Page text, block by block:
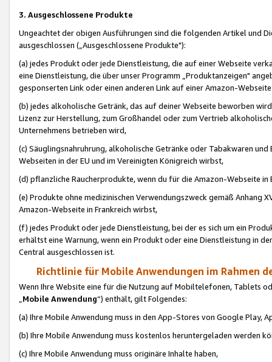
3. Ausgeschlossene Produkte
Ungeachtet der obigen Ausführungen sind die folgenden Artikel und
ausgeschlossen („Ausgeschlossene Produkte"):
(a) jedes Produkt oder jede Dienstleistung, die auf einer Webseite
eine Dienstleistung, die über unser Programm „Produktanzeigen"
gesponserten Link oder einen anderen Link auf einer Amazon-
(b) jedes alkoholische Getränk, das auf deiner Webseite beworben
Lizenz zur Herstellung, zum Großhandel oder zum Vertrieb
Unternehmens betrieben wird,
(c) Säuglingsnahruhrung, alkoholische Getränke oder Tabakwaren
Webseiten in der EU und im Vereinigten Königreich wirbst,
(d) pflanzliche Raucherprodukte, wenn du für die Amazon-Webseite in
(e) Produkte ohne medizinischen Verwendungszweck gemäß Anhang
Amazon-Webseite in Frankreich wirbst,
(f) jedes Produkt oder jede Dienstleistung, bei der es sich um ein
erhältst eine Warnung, wenn ein Produkt oder eine Dienstleistung in
Central ausgeschlossen ist.
Richtlinie für Mobile Anwendungen im Rahmen
Wenn Ihre Website eine für die Nutzung auf Mobiltelefonen, Tablets
„Mobile Anwendung“) enthält, gilt Folgendes:
(a) Ihre Mobile Anwendung muss in den App-Stores von Google Play,
(b) Ihre Mobile Anwendung muss kostenlos heruntergeladen werden
(c) Ihre Mobile Anwendung muss originäre Inhalte haben,